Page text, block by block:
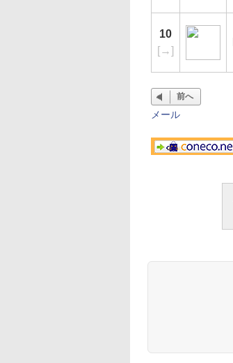
10
[→]
前へ
メール